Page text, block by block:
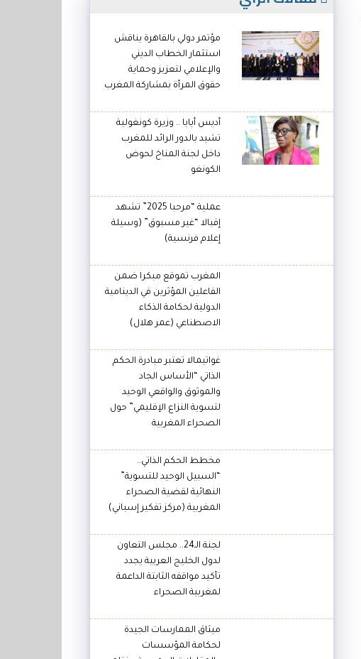
مؤتمر دولي بالقاهرة يناقش
استثمار الخطاب الديني
والإعلامي لتعزيز وحماية
حقوق المرأة بمشاركة المغرب
أديس أبابا .. وزيرة كونغولية
تشيد بالدور الرائد للمغرب
داخل لجنة المناخ لحوض
الكونغو
عملية “مرحبا 2025” تشهد
إقبالا “غير مسبوق” (وسيلة
إعلام فرنسية)
المغرب تموقع مبكرا ضمن
الفاعلين المؤثرين في الدينامية
الدولية لحكامة الذكاء
الاصطناعي (عمر هلال)
غواتيمالا تعتبر مبادرة الحكم
الذاتي “الأساس الجاد
والموثوق والواقعي الوحيد
لتسوية النزاع الإقليمي” حول
الصحراء المغربية
مخطط الحكم الذاتي..
“السبيل الوحيد للتسوية”
النهائية لقضية الصحراء
المغربية (مركز تفكير إسباني)
لجنة الـ24.. مجلس التعاون
لدول الخليج العربية يجدد
تأكيد مواقفه الثابتة الداعمة
لمغربية الصحراء
ميثاق الممارسات الجيدة
لحكامة المؤسسات